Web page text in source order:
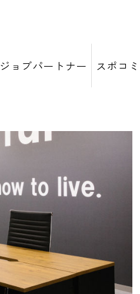
ジョブパートナー スポコミ